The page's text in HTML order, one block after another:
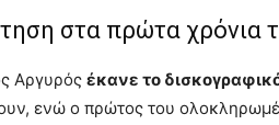
στα πρώτα χρόνια
Αργυρός έκανε το
ενώ ο πρώτος του